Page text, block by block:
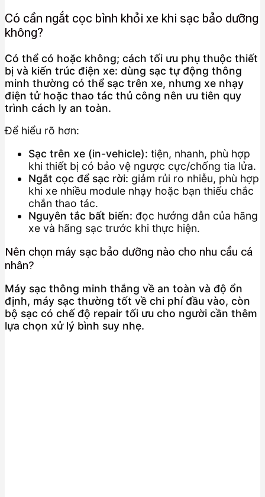
Có cần ngắt cọc bình khỏi xe khi sạc bảo dưỡng
không?
Có thể có hoặc không; cách tối ưu phụ thuộc thiết
bị và kiến trúc điện xe: dùng sạc tự động thông
minh thường có thể sạc trên xe, nhưng xe nhạy
điện tử hoặc thao tác thủ công nên ưu tiên quy
trình cách ly an toàn.
Để hiểu rõ hơn:
Sạc trên xe (in-vehicle): tiện, nhanh, phù hợp
khi thiết bị có bảo vệ ngược cực/chống tia lửa.
Ngắt cọc để sạc rời: giảm rủi ro nhiễu, phù hợp
khi xe nhiều module nhạy hoặc bạn thiếu chắc
chắn thao tác.
Nguyên tắc bất biến: đọc hướng dẫn của hãng
xe và hãng sạc trước khi thực hiện.
Nên chọn máy sạc bảo dưỡng nào cho nhu cầu cá
nhân?
Máy sạc thông minh thắng về an toàn và độ ổn
định, máy sạc thường tốt về chi phí đầu vào, còn
bộ sạc có chế độ repair tối ưu cho người cần thêm
lựa chọn xử lý bình suy nhẹ.